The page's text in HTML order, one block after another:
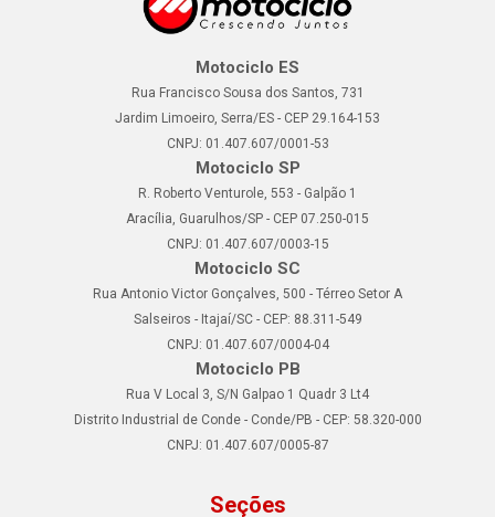
Motociclo ES
Rua Francisco Sousa dos Santos, 731
Jardim Limoeiro, Serra/ES - CEP 29.164-153
CNPJ: 01.407.607/0001-53
Motociclo SP
R. Roberto Venturole, 553 - Galpão 1
Aracília, Guarulhos/SP - CEP 07.250-015
CNPJ: 01.407.607/0003-15
Motociclo SC
Rua Antonio Victor Gonçalves, 500 - Térreo Setor A
Salseiros - Itajaí/SC - CEP: 88.311-549
CNPJ: 01.407.607/0004-04
Motociclo PB
Rua V Local 3, S/N Galpao 1 Quadr 3 Lt4
Distrito Industrial de Conde - Conde/PB - CEP: 58.320-000
CNPJ: 01.407.607/0005-87
Seções